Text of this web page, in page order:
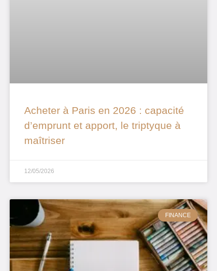
Acheter à Paris en 2026 : capacité
d’emprunt et apport, le triptyque à
maîtriser
12/05/2026
FINANCE